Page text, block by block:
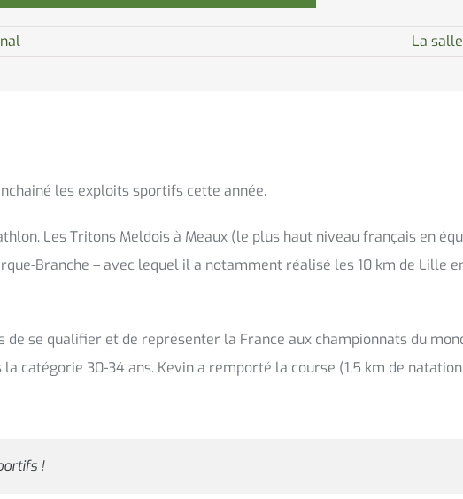
La
les exploits sportifs cette année.
Les Tritons Meldois à Meaux (le plus haut niveau français en
Branche – avec lequel il a notamment réalisé les 10 km de Lille
de se qualifier et de représenter la France aux championnats du
la catégorie 30-34 ans. Kevin a remporté la course (1,5 km de
!